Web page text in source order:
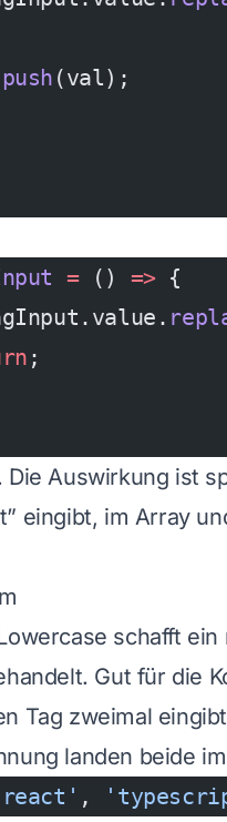
push (val);
= () => {
;
Auswirkung ist
eingibt, im Array
schafft ein
Gut für die
Tag zweimal
landen beide
,